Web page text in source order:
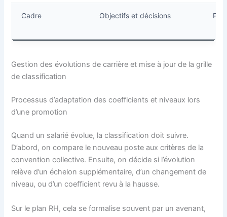
Cadre Objectifs et décisions
Gestion des évolutions de carrière et mise à jour de la grille
de classification
Processus d’adaptation des coefficients et niveaux lors
d’une promotion
Quand un salarié évolue, la classification doit suivre.
D’abord, on compare le nouveau poste aux critères de la
convention collective. Ensuite, on décide si l’évolution
relève d’un échelon supplémentaire, d’un changement de
niveau, ou d’un coefficient revu à la hausse.
Sur le plan RH, cela se formalise souvent par un avenant,